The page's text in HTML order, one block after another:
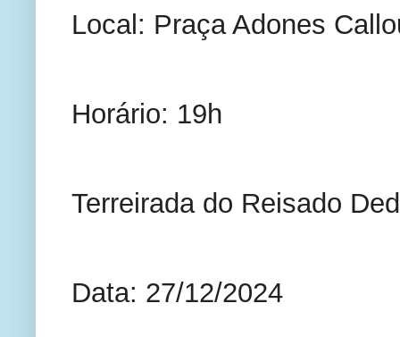
Local: Praça Adones
Horário: 19h
Terreirada do Reisado
Data: 27/12/2024